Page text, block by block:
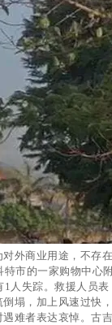
外商业用途，不存在
特市的一家购物中心
人失踪。救援人员表
塌，加上风速过快，
难者表达哀悼。古吉